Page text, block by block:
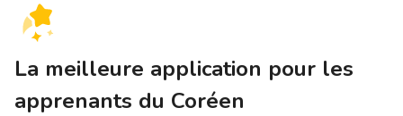
La meilleure application pour les
apprenants du Coréen